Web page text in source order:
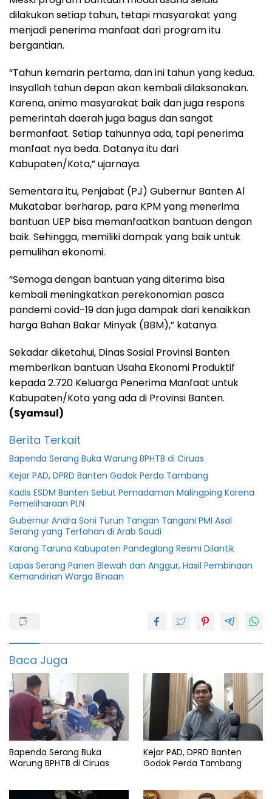
dilakukan setiap tahun, tetapi masyarakat yang
menjadi penerima manfaat dari program itu
bergantian.
“Tahun kemarin pertama, dan ini tahun yang kedua.
Insyallah tahun depan akan kembali dilaksanakan.
Karena, animo masyarakat baik dan juga respons
pemerintah daerah juga bagus dan sangat
bermanfaat. Setiap tahunnya ada, tapi penerima
manfaat nya beda. Datanya itu dari
Kabupaten/Kota,” ujarnaya.
Sementara itu, Penjabat (PJ) Gubernur Banten Al
Mukatabar berharap, para KPM yang menerima
bantuan UEP bisa memanfaatkan bantuan dengan
baik. Sehingga, memiliki dampak yang baik untuk
pemulihan ekonomi.
“Semoga dengan bantuan yang diterima bisa
kembali meningkatkan perekonomian pasca
pandemi covid-19 dan juga dampak dari kenaikkan
harga Bahan Bakar Minyak (BBM),” katanya.
Sekadar diketahui, Dinas Sosial Provinsi Banten
memberikan bantuan Usaha Ekonomi Produktif
kepada 2.720 Keluarga Penerima Manfaat untuk
Kabupaten/Kota yang ada di Provinsi Banten.
(Syamsul)
Berita Terkait
Bapenda Serang Buka Warung BPHTB di Ciruas
Kejar PAD, DPRD Banten Godok Perda Tambang
Kadis ESDM Banten Sebut Pemadaman Malingping Karena
Pemeliharaan PLN
Gubernur Andra Soni Turun Tangan Tangani PMI Asal
Serang yang Tertahan di Arab Saudi
Karang Taruna Kabupaten Pandeglang Resmi Dilantik
Lapas Serang Panen Blewah dan Anggur, Hasil Pembinaan
Kemandirian Warga Binaan
Dinsos
featured
Pandeglang
UEP
Baca Juga
Bapenda Serang Buka
Warung BPHTB di Ciruas
Kejar PAD, DPRD Banten
Godok Perda Tambang